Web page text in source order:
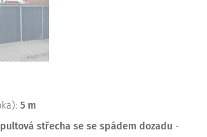
5 m
pultová střecha se se spádem dozadu -